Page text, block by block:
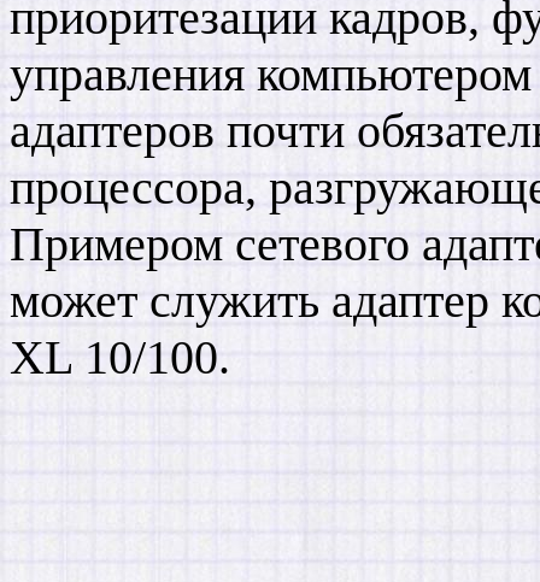
приоритезации кадров,
управления
адаптеров почти
процессора,
Примером сетевого
может служить адаптер
XL 10/100.